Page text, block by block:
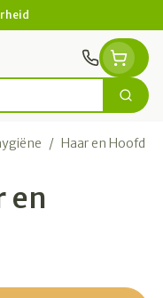
Zoek
/ Haar en Hoofd
en